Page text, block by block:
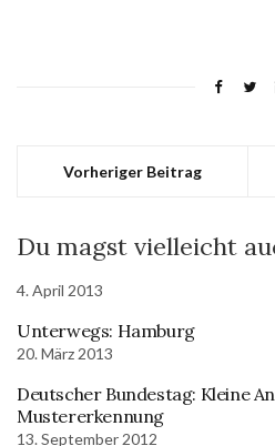
Vorheriger Beitrag
Du magst vielleicht
4. April 2013
Unterwegs: Hamburg
20. März 2013
Deutscher Bundestag: Kleine
Mustererkennung
13. September 2012